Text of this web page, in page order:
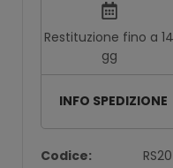
Restituzione fino a 14
gg
INFO SPEDIZIONE
Codice: